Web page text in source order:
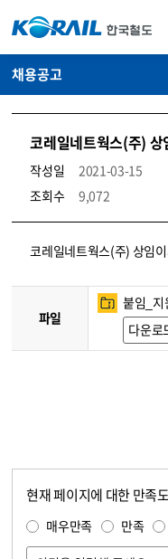
채용공고
코레일네트웍스(주) 상
작성일
2021-03-15
조회수
9,072
코레일소개_경영공시_채용공고 상세보기 – 내용, 파일, 담당자 연락처로 구성
코레일네트웍스(주) 상임
파일
붙임_
다운로
현재 페이지에 대한 만족
매우만족 만족